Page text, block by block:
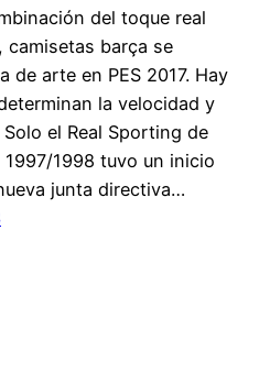
del toque real
barça se
de arte en PES 2017. Hay
la velocidad y
el Real Sporting de
1998 tuvo un inicio
junta directiva…